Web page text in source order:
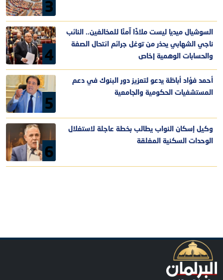
3
4
السوشيال ميديا ليست ملاذًا آمنًا للمخالفين.. النائب
ناجي الشهابي يحذر من توغل جرائم انتحال الصفة
والحسابات الوهمية |خاص
5
أحمد فؤاد أباظة يدعو لتعزيز دور البنوك في دعم
المستشفيات الحكومية والجامعية
6
وكيل إسكان النواب يطالب بخطة عاجلة لاستغلال
الوحدات السكنية المغلقة